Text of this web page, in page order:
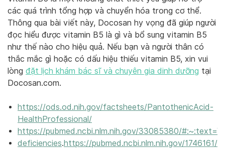
các quá trình tổng hợp và chuyển hóa trong cơ thể.
Thông qua bài viết này, Docosan hy vọng đã giúp người
đọc hiểu được vitamin B5 là gì và bổ sung vitamin B5
như thế nào cho hiệu quả. Nếu bạn và người thân có
thắc mắc gì hoặc có dấu hiệu thiếu vitamin B5, xin vui
lòng đặt lịch khám bác sĩ và chuyên gia dinh dưỡng tại
Docosan.com.
https://ods.od.nih.gov/factsheets/PantothenicAcid-
HealthProfessional/
https://pubmed.ncbi.nlm.nih.gov/33085380/
deficiencies.https://pubmed.ncbi.nlm.nih.gov/1746161/